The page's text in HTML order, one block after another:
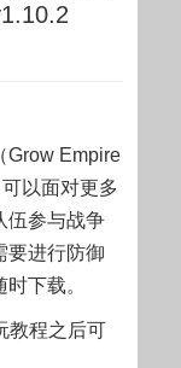
Grow Empire
以面对更多
伍参与战争
要进行防御
下载。
教程之后可